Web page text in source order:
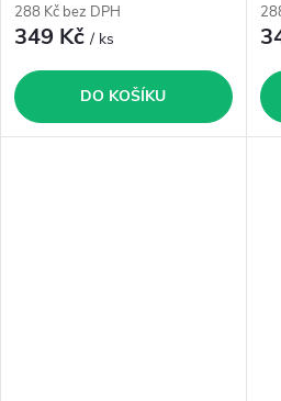
288 Kč bez DPH
349 Kč/ ks
DO KOŠÍKU